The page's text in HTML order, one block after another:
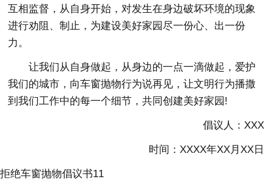
互相监督，从自身开始，对发生在身边破坏环境的现象
进行劝阻、制止，为建设美好家园尽一份心、出一份
力。
让我们从自身做起，从身边的一点一滴做起，爱护
我们的城市，向车窗抛物行为说再见，让文明行为播撒
到我们工作中的每一个细节，共同创建美好家园!
倡议人：XXX
时间：XXXX年XX月XX日
拒绝车窗抛物倡议书11